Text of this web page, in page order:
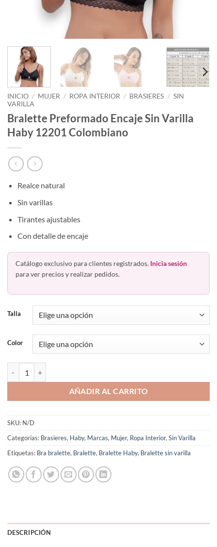
INICIO / MUJER / ROPA INTERIOR / BRASIERES / SIN
VARILLA
Bralette Preformado Encaje Sin Varilla
Haby 12201 Colombiano
Realce natural
Sin varillas
Tirantes ajustables
Con detalle de encaje
Catálogo exclusivo para clientes registrados. Inicia sesión
para ver precios y realizar pedidos.
Talla
Color
AÑADIR AL CARRITO
SKU: N/D
Categorías: Brasieres, Haby, Marcas, Mujer, Ropa Interior, Sin Varilla
Etiquetas: Bra bralette, Bralette, Bralette Haby, Bralette sin varilla
DESCRIPCIÓN